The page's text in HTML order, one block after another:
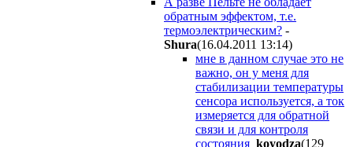
обратным эффектом, т.е.
термоэлектрическим? -
Shura(16.04.2011 13:14)
мне в данном случае это не
важно, он у меня для
стабилизации температуры
сенсора используется, а ток
измеряется для обратной
связи и для контроля
состояния koyodza(129